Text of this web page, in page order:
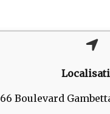
66 Boulevard